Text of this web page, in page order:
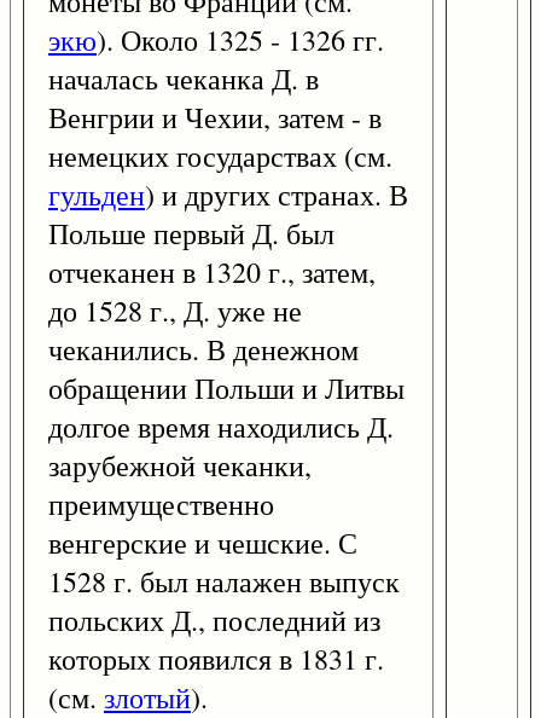
экю). Около 1325 - 1326 гг.
началась чеканка Д. в
Венгрии и Чехии, затем - в
немецких государствах (см.
гульден) и других странах. В
Польше первый Д. был
отчеканен в 1320 г., затем,
до 1528 г., Д. уже не
чеканились. В денежном
обращении Польши и Литвы
долгое время находились Д.
зарубежной чеканки,
преимущественно
венгерские и чешские. С
1528 г. был налажен выпуск
польских Д., последний из
которых появился в 1831 г.
(см. злотый).